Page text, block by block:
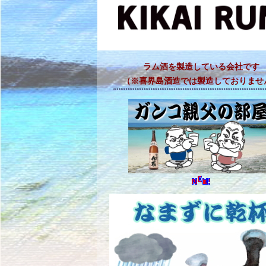
ラム酒を製造している会社です
（※喜界島酒造では製造しておりませ